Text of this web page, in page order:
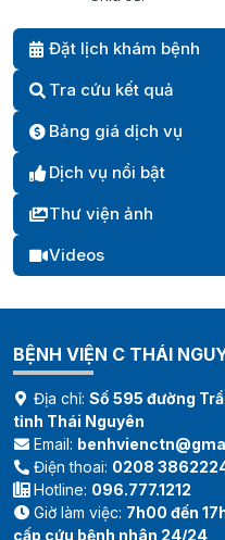
Đặt lịch khám bệnh
Tra cứu kết quả
Bảng giá dịch vụ
Dịch vụ nổi bật
Thư viện ảnh
Videos
BỆNH VIỆN C THÁI
Địa chỉ: Số 595 đường
tỉnh Thái Nguyên
Email:
Điện thoai: 0208
Hotline: 096.777.1212
Giờ làm việc: 7h00 đến
cấp cứu bệnh nhân 24/24